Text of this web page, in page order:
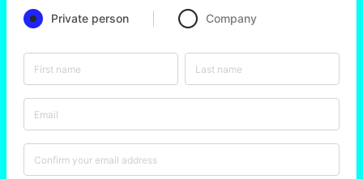
Private person Company